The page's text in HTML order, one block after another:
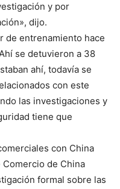
y por
dijo.
de entrenamiento hace
se detuvieron a 38
ahí, todavía se
con este
las investigaciones y
tiene que
con China
de China
formal sobre las